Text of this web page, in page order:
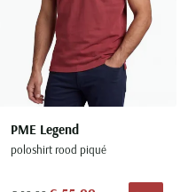
PME Legend
poloshirt rood piqué